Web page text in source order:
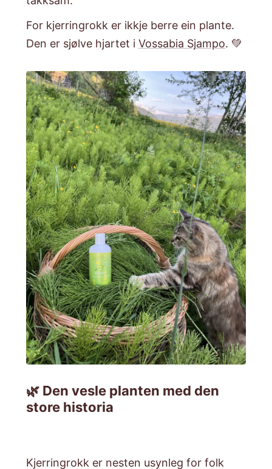
For kjerringrokk er ikkje berre ein plante.
Den er sjølve hjartet i Vossabia Sjampo. 💚
🌿 Den vesle planten med den
store historia
Kjerringrokk er nesten usynleg for folk